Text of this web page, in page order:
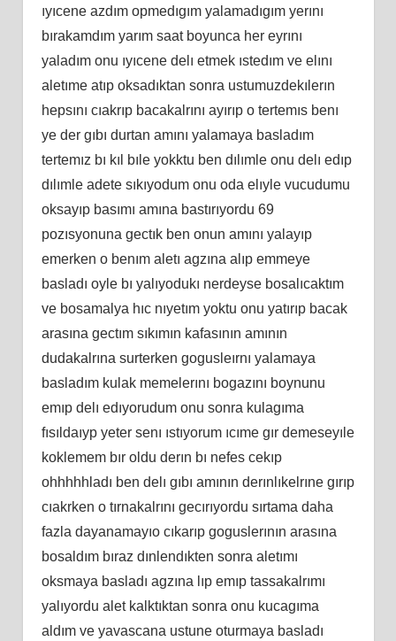
ıyıcene azdım opmedıgım yalamadıgım yerını
bırakamdım yarım saat boyunca her eyrını
yaladım onu ıyıcene delı etmek ıstedım ve elını
aletıme atıp oksadıktan sonra ustumuzdekılerın
hepsını cıakrıp bacakalrını ayırıp o tertemıs benı
ye der gıbı durtan amını yalamaya basladım
tertemız bı kıl bıle yokktu ben dılımle onu delı edıp
dılımle adete sıkıyodum onu oda elıyle vucudumu
oksayıp basımı amına bastırıyordu 69
pozısyonuna gectık ben onun amını yalayıp
emerken o benım aletı agzına alıp emmeye
basladı oyle bı yalıyodukı nerdeyse bosalıcaktım
ve bosamalya hıc nıyetım yoktu onu yatırıp bacak
arasına gectım sıkımın kafasının amının
dudakalrına surterken gogusleırnı yalamaya
basladım kulak memelerını bogazını boynunu
emıp delı edıyorudum onu sonra kulagıma
fısıldaıyp yeter senı ıstıyorum ıcıme gır demeseyıle
koklemem bır oldu derın bı nefes cekıp
ohhhhhladı ben delı gıbı amının derınlıkelrıne gırıp
cıakrken o tırnakalrını gecırıyordu sırtama daha
fazla dayanamayıo cıkarıp goguslerının arasına
bosaldım bıraz dınlendıkten sonra aletımı
oksmaya basladı agzına lıp emıp tassakalrımı
yalıyordu alet kalktıktan sonra onu kucagıma
aldım ve yavascana ustune oturmaya basladı